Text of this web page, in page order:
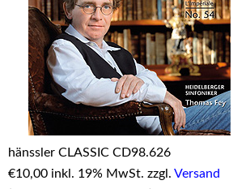
hänssler CLASSIC CD98.626
€10,00 inkl. 19% MwSt. zzgl. Versand